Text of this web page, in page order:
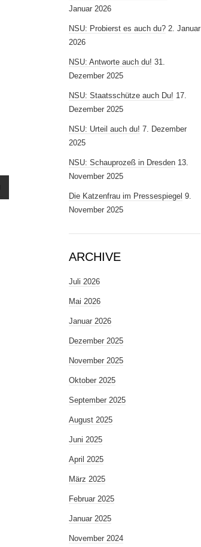
Januar 2026
NSU: Probierst es auch du? 2. Januar
2026
NSU: Antworte auch du! 31.
Dezember 2025
NSU: Staatsschütze auch Du! 17.
Dezember 2025
NSU: Urteil auch du! 7. Dezember
2025
NSU: Schauprozeß in Dresden 13.
November 2025
Die Katzenfrau im Pressespiegel 9.
November 2025
ARCHIVE
Juli 2026
Mai 2026
Januar 2026
Dezember 2025
November 2025
Oktober 2025
September 2025
August 2025
Juni 2025
April 2025
März 2025
Februar 2025
Januar 2025
November 2024